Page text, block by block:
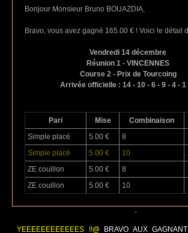
Bonjour Monsieur Bruno BOUAZDIA,
Bravo, vous avez gagné 165.00 € ! Voici le détail
Vendredi 14 décembre
Réunion 1 - VINCENNES
Course 2 - Prix de Tourcoing
Arrivée officielle : 14 - 10 - 6 - 9 - 4 - 1
Pari Mise Combinaison
Simple placé
5.00 €
8
Simple placé
5.00 € 10
ZE couillon
5.00 €
8
ZE couillon
5.00 € 10
-
YEEEEEEEEEEEES !!@BRAVO AUX